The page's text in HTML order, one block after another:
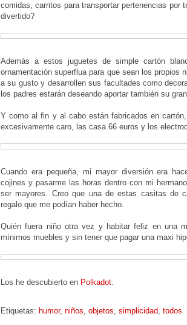
comidas, carritos para transportar pertenencias por
divertido?
Además a estos juguetes de simple cartón
ornamentación superflua para que sean los propios
a su gusto y desarrollen sus facultades como
los padres estarán deseando aportar también su
Y como al fin y al cabo están fabricados en
excesivamente caro, las casa 66 euros y los
Cuando era pequeña, mi mayor diversión era
cojines y pasarme las horas dentro con mi
ser mayores. Creo que una de estas casitas de
regalo que me podían haber hecho.
Quién fuera niño otra vez y habitar feliz en una
mínimos muebles y sin tener que pagar una maxi
Los he descubierto en Polkadot.
Etiquetas: humor, niños objetos simplicidad todos